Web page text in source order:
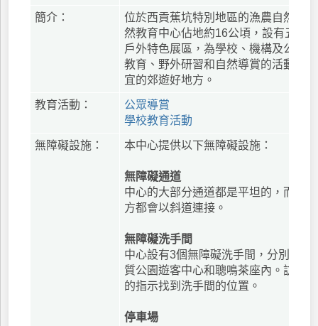
簡介：
位於西貢蕉坑特別地區的漁農自然護
然教育中心佔地約16公頃，設有五個
戶外特色展區，為學校、機構及公眾
教育、野外研習和自然導賞的活動，
宜的郊遊好地方。
教育活動：
公眾導賞
學校教育活動
無障礙設施： 本中心提供以下無障礙設施：
無障礙通道
中心的大部分通道都是平坦的，而有
方都會以斜道連接。
無障礙洗手間
中心設有3個無障礙洗手間，分別位於
質公園遊客中心和聰鳴茶座內。訪客
的指示找到洗手間的位置。
停車場